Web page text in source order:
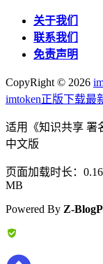
关于我们
联系我们
免责声明
CopyRight © 2026
imtoken正版下载最
适用《知识共享 署
中文版
页面加载时长：
MB
Powered By Z-